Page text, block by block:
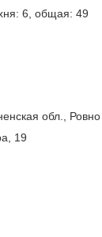
6, общая: 49
обл., Ровно
19